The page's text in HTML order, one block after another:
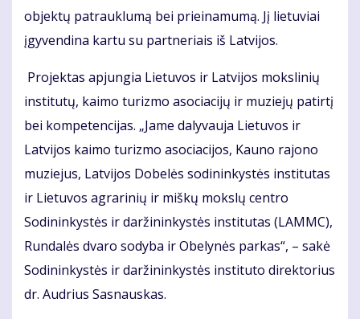
objektų patrauklumą bei prieinamumą. Jį lietuviai
įgyvendina kartu su partneriais iš Latvijos.
Projektas apjungia Lietuvos ir Latvijos mokslinių
institutų, kaimo turizmo asociacijų ir muziejų patirtį
bei kompetencijas. „Jame dalyvauja Lietuvos ir
Latvijos kaimo turizmo asociacijos, Kauno rajono
muziejus, Latvijos Dobelės sodininkystės institutas
ir Lietuvos agrarinių ir miškų mokslų centro
Sodininkystės ir daržininkystės institutas (LAMMC),
Rundalės dvaro sodyba ir Obelynės parkas“, – sakė
Sodininkystės ir daržininkystės instituto direktorius
dr. Audrius Sasnauskas.